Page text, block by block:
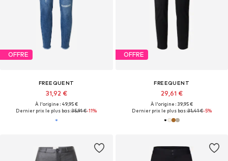
OFFRE
FREEQUENT
31,92 €
À l'origine : 49,95 €
Dernier prix le plus bas :35,91 €-11%
OFFRE
FREEQUENT
29,61 €
À l'origine : 39,95 €
Dernier prix le plus bas :31,41 €-5%